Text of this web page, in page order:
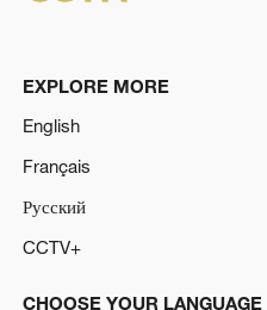
EXPLORE MORE
English
Français
Русский
CCTV+
CHOOSE YOUR LANGUAGE